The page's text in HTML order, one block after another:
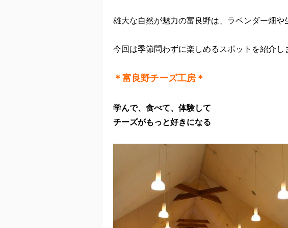
雄大な自然が魅力の富良野は、ラベンダー畑や
今回は季節問わずに楽しめるスポットを紹介し
＊富良野チーズ工房＊
学んで、食べて、体験して
チーズがもっと好きになる